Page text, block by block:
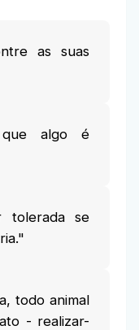
as suas
que algo é
tolerada se
todo animal
- realizar-